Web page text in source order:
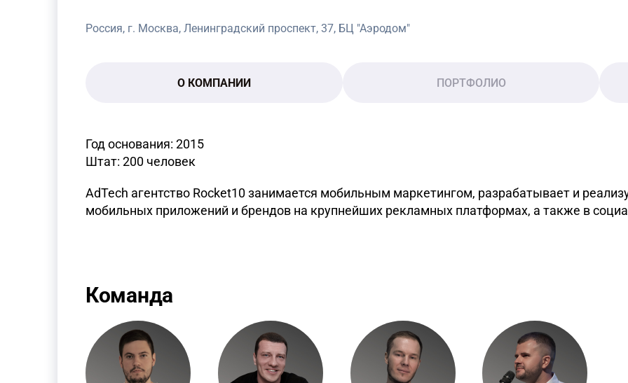
Россия, г. Москва, Ленинградский проспект, 37, БЦ "Аэродом"
О КОМПАНИИ ПОРТФОЛИО
Год основания: 2015
Штат: 200 человек
AdTech агентство Rocket10 занимается мобильным маркетингом, разрабатывает и
мобильных приложений и брендов на крупнейших рекламных платформах, а также в
Команда